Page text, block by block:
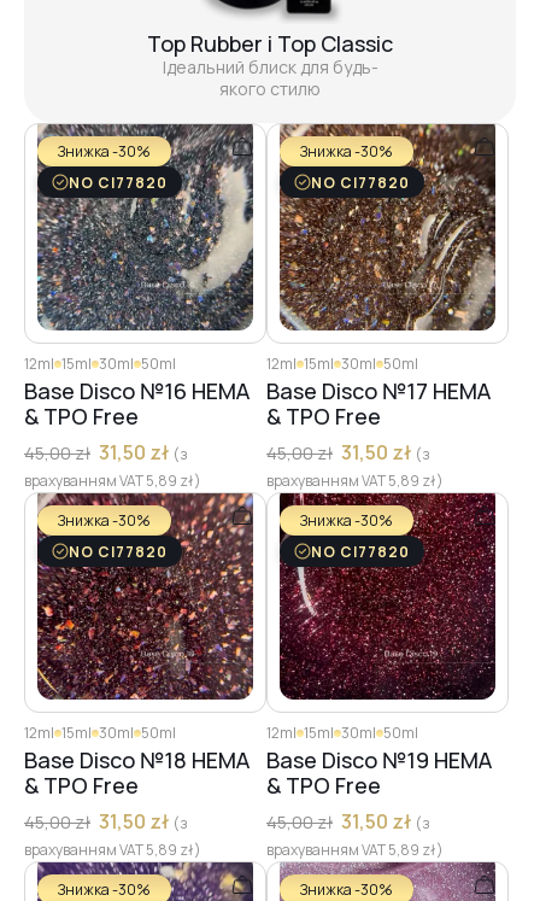
Top Rubber i Top Classic
Ідеальний блиск для будь-
якого стилю
Знижка -30%
NO CI77820
12ml 15ml 30ml 50ml
Base Disco №16 HEMA
& TPO Free
45,00zł 31,50 zł (з
врахуванням VAT5,89 zł)
Знижка -30%
NO CI77820
12ml 15ml 30ml 50ml
Base Disco №17 HEMA
& TPO Free
45,00zł 31,50 zł (з
врахуванням VAT5,89 zł)
Знижка -30%
NO CI77820
12ml 15ml 30ml 50ml
Base Disco №18 HEMA
& TPO Free
45,00zł 31,50 zł (з
врахуванням VAT5,89 zł)
Знижка -30%
NO CI77820
12ml 15ml 30ml 50ml
Base Disco №19 HEMA
& TPO Free
45,00zł 31,50 zł (з
врахуванням VAT5,89 zł)
Знижка -30%
Знижка -30%